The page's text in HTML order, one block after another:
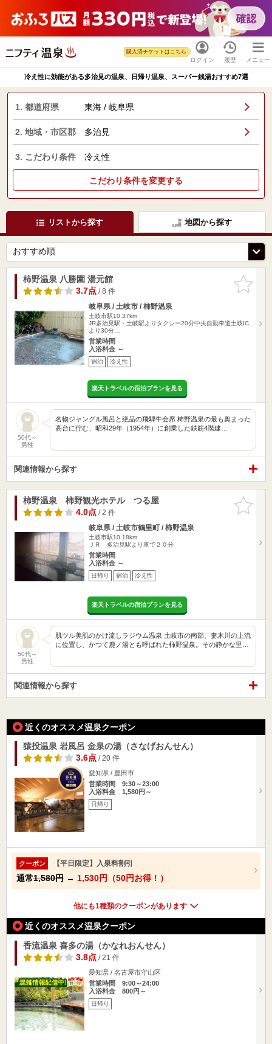
ログイン
購入済チケットはこちら
履歴 メニュー
冷え性に効能がある多治見の温泉、日帰り温泉、スーパー銭湯おすすめ7選
1. 都道府県 東海 / 岐阜県
2. 地域・市区郡 多治見
3. こだわり条件 冷え性
こだわり条件を変更する
リストから探す 地図から探す
お気に入
りに追加
柿野温泉 八勝園 湯元館
3.7点/ 8 件
岐阜県 / 土岐市 / 柿野温泉
土岐市駅10.37km
JR多治見駅・土岐駅よりタクシー20分中央自動車道土岐IC
より30分…
営業時間
入浴料金 ～
宿泊 冷え性
楽天トラベルの宿泊プランを見る
50代～
男性
名物ジャングル風呂と絶品の飛騨牛会席 柿野温泉の最も奥まった
高台に佇む、昭和29年（1954年）に創業した鉄筋4階建…
関連情報から探す
お気に入
りに追加
柿野温泉 柿野観光ホテル つる屋
4.0点/ 2 件
岐阜県 / 土岐市鶴里町 / 柿野温泉
土岐市駅10.18km
ＪＲ 多治見駅より車で２０分
営業時間
入浴料金 ～
日帰り 宿泊 冷え性
楽天トラベルの宿泊プランを見る
50代～
男性
肌ツル美肌のかけ流しラジウム温泉 土岐市の南部、妻木川の上流
に位置し、かつて鹿ノ湯とも呼ばれた柿野温泉。その静かな里…
関連情報から探す
近くのオススメ温泉クーポン
猿投温泉 岩風呂 金泉の湯（さなげおんせん）
3.6点/ 20 件
愛知県 / 豊田市
営業時間 9:30～23:00
入浴料金 1,580円～
日帰り
クーポン 【平日限定】入泉料割引
通常1,580円 → 1,530円（50円お得！）
他にも1種類のクーポンがあります
近くのオススメ温泉クーポン
香流温泉 喜多の湯（かなれおんせん）
3.8点/ 21 件
愛知県 / 名古屋市守山区
営業時間 9:00～24:00
入浴料金 800円～
日帰り